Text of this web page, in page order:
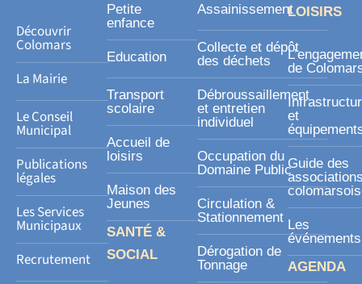
s
r
Découvrir
Colomars
La Mairie
Le Conseil
Municipal
Publications
légales
Les Services
Municipaux
Recrutement
Petite
enfance
Education
Transport
scolaire
Accueil de
loisirs
Maison des
Jeunes
SANTÉ &
SOCIAL
Assainissement
Collecte et dépôt
des déchets
Débroussaillement
et entretien
individuel
Occupation du
Domaine Public
Circulation &
Stationnement
Dérogation de
Tonnage
LOISIRS
de
et
Guide des
Les
événements
AGENDA